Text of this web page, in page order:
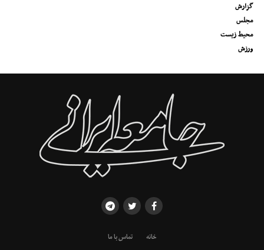
گزارش
مجلس
محیط زیست
ورزش
خانه تماس با ما